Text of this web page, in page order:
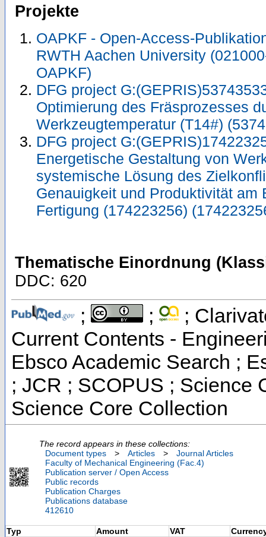
Projekte
OAPKF - Open-Access-
RWTH Aachen University
OAPKF)
DFG project
Optimierung des Fräsprozesses
Werkzeugtemperatur (T14#)
DFG project
Energetische Gestaltung von
systemische Lösung des
Genauigkeit und Produktivität am
Fertigung (174223256)
Thematische Einordnung
DDC: 620
; ;
;
Current Contents -
Ebsco Academic Search ;
; JCR ; SCOPUS ; Science
Science Core Collection
The record appears in these collections:
Document types
> Articles >
Journal Articles
Faculty of Mechanical Engineering (Fac.4)
Publication server / Open Access
Public records
Publication Charges
Publications database
412610
Typ Amount VAT